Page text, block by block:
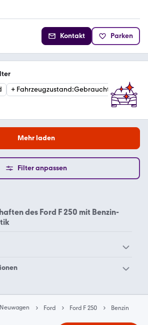
Kontakt Parken
+ Fahrzeugzustand:Gebraucht
Mehr laden
Filter anpassen
des Ford F 250 mit Benzin-
Ford Capri
Ford Courier
Ford Ford F 250
Benzin